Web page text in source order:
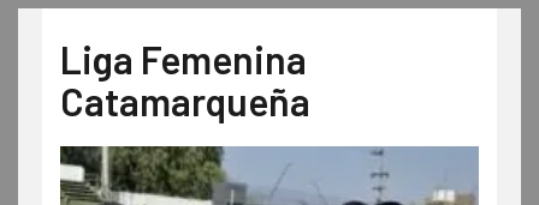
Liga Femenina
Catamarqueña